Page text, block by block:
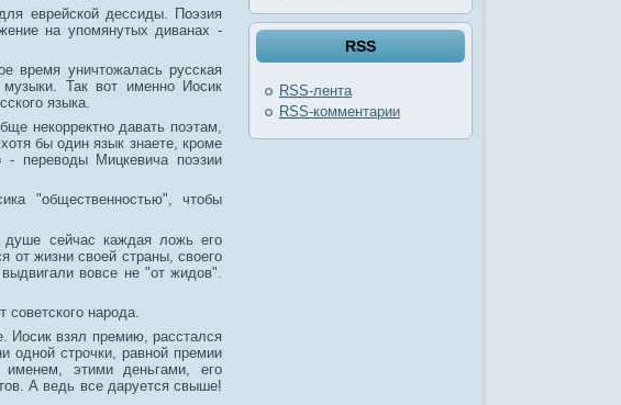
еврейской дессиды. Поэзия
на упомянутых диванах -
время уничтожалась русская
Так вот именно Иосик
языка.
некорректно давать поэтам,
бы один язык знаете, кроме
переводы Мицкевича поэзии
"общественностью", чтобы
душе сейчас каждая ложь его
от жизни своей страны, своего
вовсе не "от жидов".
советского народа.
взял премию, расстался
одной строчки, равной премии
этими деньгами, его
А ведь все даруется свыше!
RSS
RSS-лента
RSS-комментарии